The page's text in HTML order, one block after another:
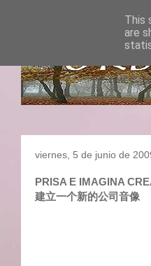
viernes, 5 de junio de
PRISA E IMAGINA
建立一个新的公司音像
This
are